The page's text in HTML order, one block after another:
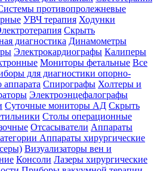
противопролежневые
УВЧ терапия Ходунки
Скрыть
диагностика Динамометры
Электрокардиографы Калиперы
Мониторы фетальные Все
для диагностики опорно-
аппарата Спирографы Холтеры и
Электроэнцефалографы
Суточные мониторы АД Скрыть
Столы операционные
Отсасыватели Аппараты
Аппараты хирургические
Визуализаторы вен и
Консоли Лазеры хирургические